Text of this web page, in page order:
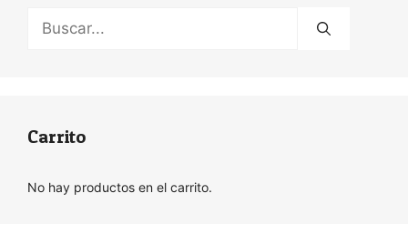
Buscar:
Carrito
No hay productos en el carrito.